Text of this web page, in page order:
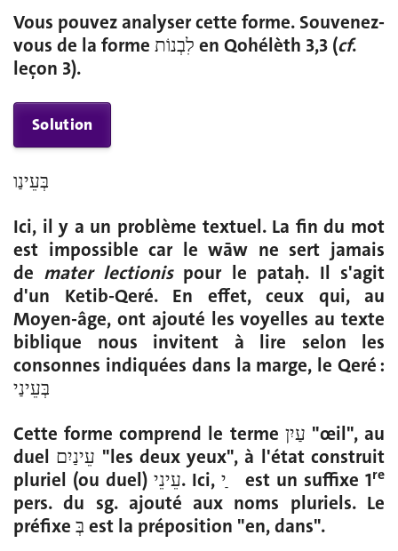
Vous pouvez analyser cette forme. Souvenez-
vous de la forme לִבְנוֹת en Qohélèth 3,3 (cf.
leçon 3).
Solution
בְּעֵינַו
Ici, il y a un problème textuel. La fin du mot
est impossible car le wāw ne sert jamais
de mater lectionis pour le pataḥ. Il s'agit
d'un Ketib-Qeré. En effet, ceux qui, au
Moyen-âge, ont ajouté les voyelles au texte
biblique nous invitent à lire selon les
consonnes indiquées dans la marge, le Qeré :
בְּעֵינַי
Cette forme comprend le terme עַיִן "œil", au
duel עֵינַיִם "les deux yeux", à l'état construit
pluriel (ou duel) עֵינֵי. Ici, י ַ est un suffixe 1re
pers. du sg. ajouté aux noms pluriels. Le
préfixe בְּ est la préposition "en, dans".